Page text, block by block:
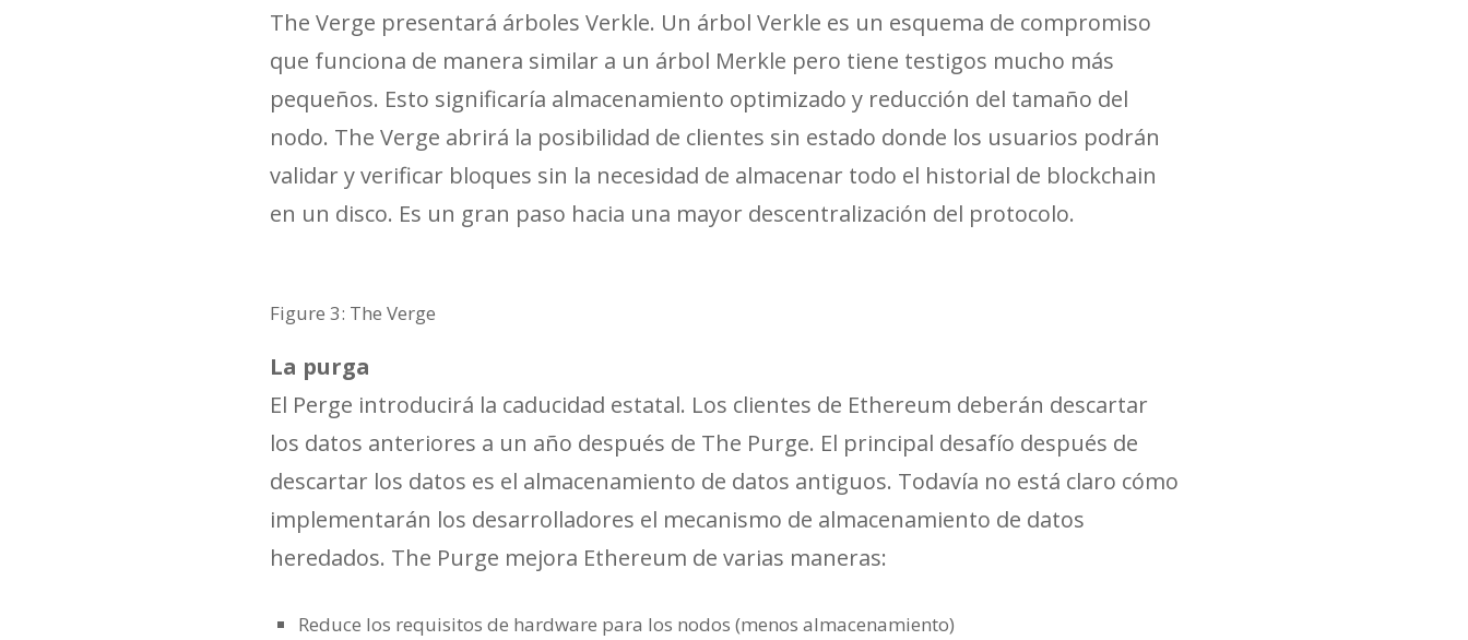
The Verge presentará árboles Verkle. Un árbol Verkle es un esquema de compromiso
que funciona de manera similar a un árbol Merkle pero tiene testigos mucho más
pequeños. Esto significaría almacenamiento optimizado y reducción del tamaño del
nodo. The Verge abrirá la posibilidad de clientes sin estado donde los usuarios podrán
validar y verificar bloques sin la necesidad de almacenar todo el historial de blockchain
en un disco. Es un gran paso hacia una mayor descentralización del protocolo.
Figure 3: The Verge
La purga
El Perge introducirá la caducidad estatal. Los clientes de Ethereum deberán descartar
los datos anteriores a un año después de The Purge. El principal desafío después de
descartar los datos es el almacenamiento de datos antiguos. Todavía no está claro cómo
implementarán los desarrolladores el mecanismo de almacenamiento de datos
heredados. The Purge mejora Ethereum de varias maneras:
Reduce los requisitos de hardware para los nodos (menos almacenamiento)